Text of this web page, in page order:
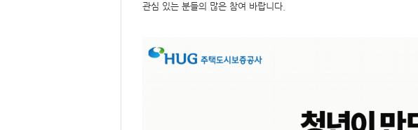
관심 있는 분들의 많은 참여 바랍니다